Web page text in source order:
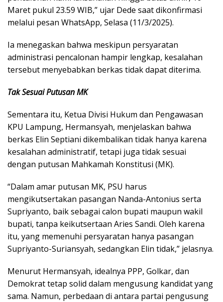
Maret pukul 23.59 WIB,” ujar Dede saat dikonfirmasi
melalui pesan WhatsApp, Selasa (11/3/2025).
Ia menegaskan bahwa meskipun persyaratan
administrasi pencalonan hampir lengkap, kesalahan
tersebut menyebabkan berkas tidak dapat diterima.
Tak Sesuai Putusan MK
Sementara itu, Ketua Divisi Hukum dan Pengawasan
KPU Lampung, Hermansyah, menjelaskan bahwa
berkas Elin Septiani dikembalikan tidak hanya karena
kesalahan administratif, tetapi juga tidak sesuai
dengan putusan Mahkamah Konstitusi (MK).
“Dalam amar putusan MK, PSU harus
mengikutsertakan pasangan Nanda-Antonius serta
Supriyanto, baik sebagai calon bupati maupun wakil
bupati, tanpa keikutsertaan Aries Sandi. Oleh karena
itu, yang memenuhi persyaratan hanya pasangan
Supriyanto-Suriansyah, sedangkan Elin tidak,” jelasnya.
Menurut Hermansyah, idealnya PPP, Golkar, dan
Demokrat tetap solid dalam mengusung kandidat yang
sama. Namun, perbedaan di antara partai pengusung